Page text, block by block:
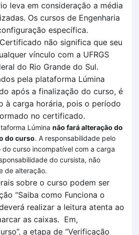
leva em consideração a média
. Os cursos de Engenharia
específica.
não significa que seu
vínculo com a UFRGS
do Rio Grande do Sul.
pela plataforma Lúmina
após a finalização do curso, é
à carga horária, pois o período
no certificado.
Lúmina não fará alteração do
do curso. A responsabilidade pelo
curso incompatível com a carga
do cursista, não
de alteração.
sobre o curso podem ser
“Saiba como Funciona o
realizar a leitura atenta ao
as caixas. Em,
a etapa de “Verificação